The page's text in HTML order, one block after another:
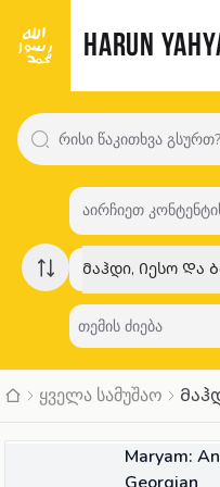
HARUN
აირჩიეთ
Მაჰდი, Იესო Და
ყველა სამუშაო
Maryam: